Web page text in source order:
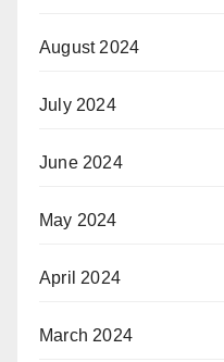
August 2024
July 2024
June 2024
May 2024
April 2024
March 2024